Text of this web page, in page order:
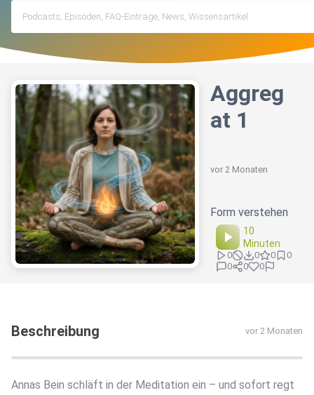
Aggreg
at 1
vor 2 Monaten
Form verstehen
10
Minuten
0 0 0
0
0
0 0
Beschreibung vor 2 Monaten
Annas Bein schläft in der Meditation ein – und sofort regt